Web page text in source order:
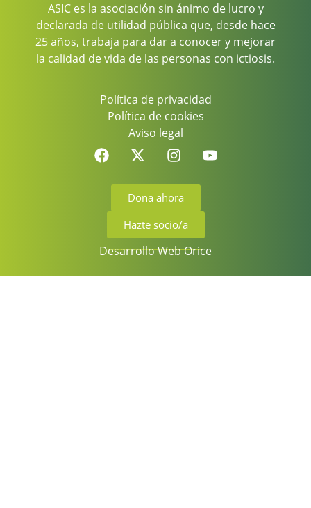
ASIC es la asociación sin ánimo de lucro y
declarada de utilidad pública que, desde hace
25 años, trabaja para dar a conocer y mejorar
la calidad de vida de las personas con ictiosis.
Política de privacidad
Política de cookies
Aviso legal
Dona ahora
Hazte socio/a
Desarrollo Web Orice